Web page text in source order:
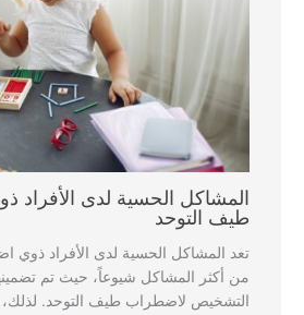
المشاكل الحسية لدى الأفراد
طيف التوحد
تعد المشاكل الحسية لدى الأفراد ذوي
من أكثر المشاكل شيوعاً، حيث تم
التشخيص لاضطراب طيف التوحد.